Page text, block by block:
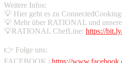
Weitere Infos:
💡 Hier geht es zu ConnectedCooking:
💡 Mehr über RATIONAL und
💡RATIONAL ChefLine: https://
👉 Folge uns:
FACEBOOK | https://